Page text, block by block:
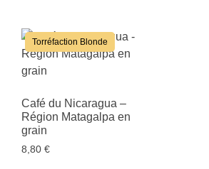
Torréfaction Blonde
Café du Nicaragua –
Région Matagalpa en
grain
8,80 €